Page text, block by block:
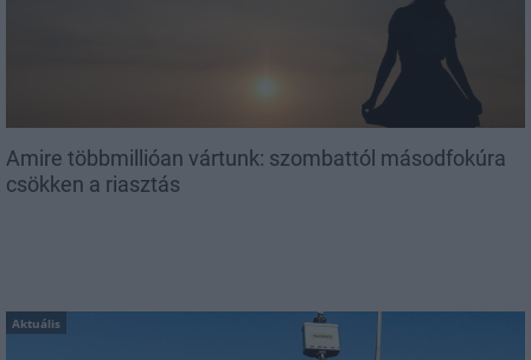
Amire többmillióan vártunk: szombattól másodfokúra
csökken a riasztás
Aktuális